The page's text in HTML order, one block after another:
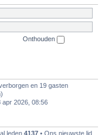
Onthouden
en 19 gasten
apr 2026, 08:56
leden 4137 • Ons nieuwste lid